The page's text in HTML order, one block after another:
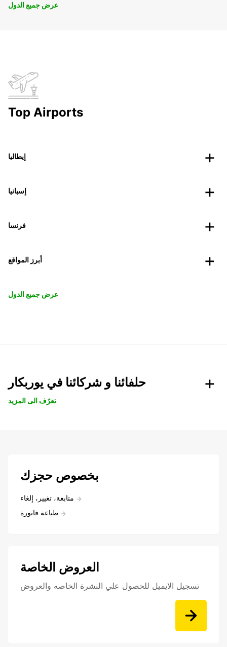
عرض جميع الدول
Top Airports
إيطاليا
إسبانيا
فرنسا
أبرز المواقع
عرض جميع الدول
حلفائنا و شركائنا في يوربكار
تعرّف الى المزيد
بخصوص حجزك
متابعة، تغيير، إلغاء
طباعة فاتورة
العروض الخاصة
تسجيل الايميل للحصول علي النشرة الخاصه والعروض